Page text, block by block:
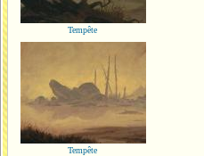
Tempête
Tempête